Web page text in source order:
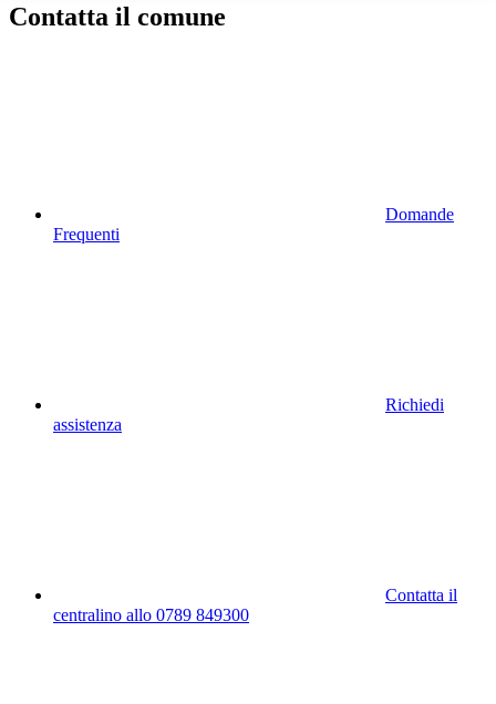
Contatta il comune
Domande
Frequenti
Richiedi
assistenza
Contatta il
centralino allo 0789 849300